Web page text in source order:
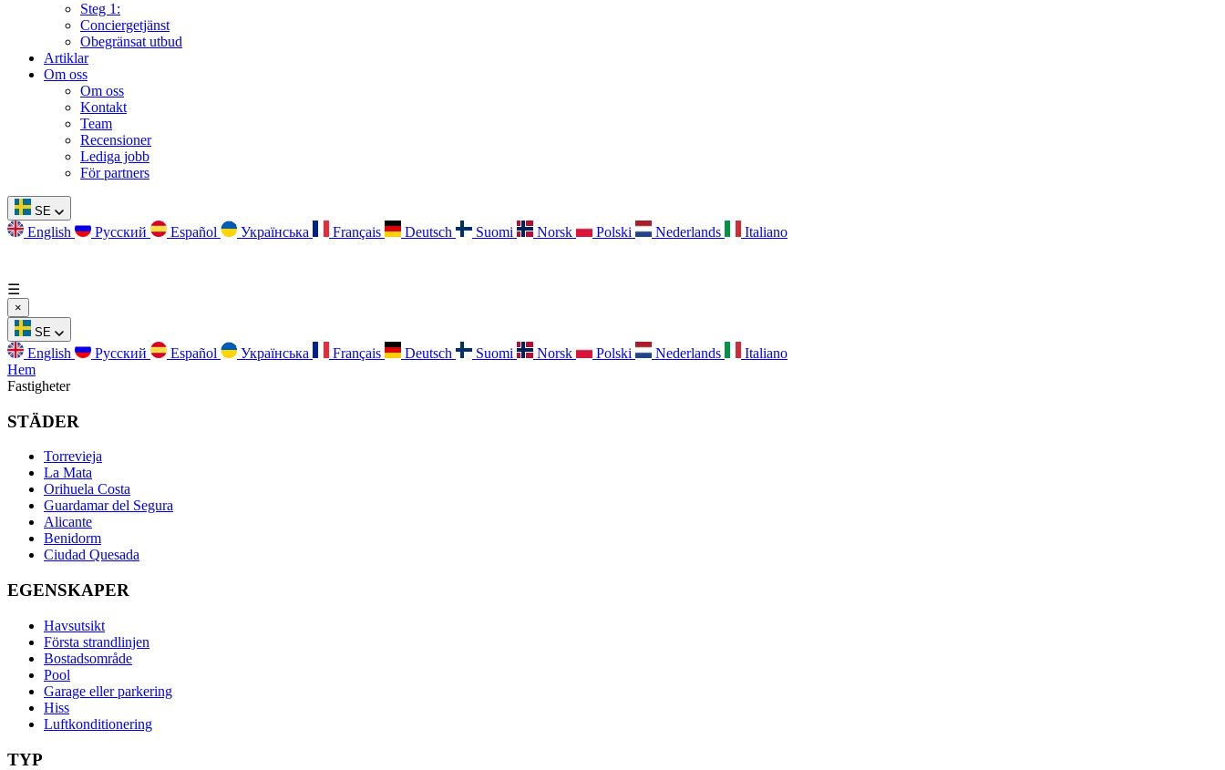
Steg 1:
Conciergetjänst
Obegränsat utbud
Artiklar
Om oss
Om oss
Kontakt
Team
Recensioner
Lediga jobb
För partners
SE
English Русский Español Українська Français Deutsch Suomi Norsk Polski Nederlands Italiano
☰
×
SE
English Русский Español Українська Français Deutsch Suomi Norsk Polski Nederlands
Italiano
Hem
Fastigheter
STÄDER
Torrevieja
La Mata
Orihuela Costa
Guardamar del Segura
Alicante
Benidorm
Ciudad Quesada
EGENSKAPER
Havsutsikt
Första strandlinjen
Bostadsområde
Pool
Garage eller parkering
Hiss
Luftkonditionering
TYP